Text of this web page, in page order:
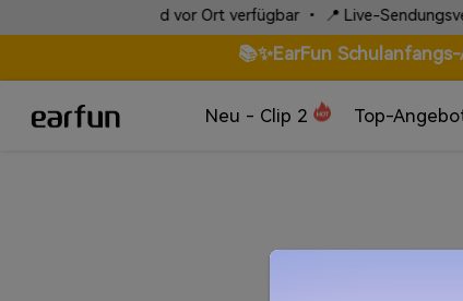
Expressversand vor Ort verfügbar • 📍 Live-
📚✨EarFun
Neu - Clip 2 Top-